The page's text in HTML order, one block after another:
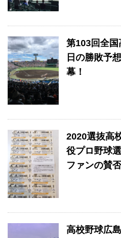
第103回全
日の勝敗予
幕！
2020選抜高
役プロ野球
ファンの賛
高校野球広